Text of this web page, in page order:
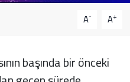
A- A+
başında bir önceki